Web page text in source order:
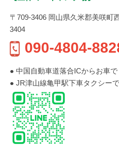
〒709-3406 岡山県久米郡美咲町
3404
090-4804-
● 中国自動車道落合ICからお車で
● JR津山線亀甲駅下車タクシー